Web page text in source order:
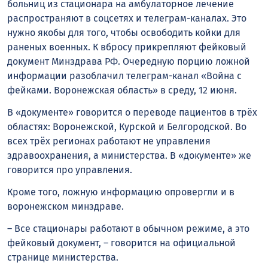
больниц из стационара на амбулаторное лечение
распространяют в соцсетях и телеграм-каналах. Это
нужно якобы для того, чтобы освободить койки для
раненых военных. К вбросу прикрепляют фейковый
документ Минздрава РФ. Очередную порцию ложной
информации разоблачил телеграм-канал «Война с
фейками. Воронежская область» в среду, 12 июня.
В «документе» говорится о переводе пациентов в трёх
областях: Воронежской, Курской и Белгородской. Во
всех трёх регионах работают не управления
здравоохранения, а министерства. В «документе» же
говорится про управления.
Кроме того, ложную информацию опровергли и в
воронежском минздраве.
– Все стационары работают в обычном режиме, а это
фейковый документ, – говорится на официальной
странице министерства.